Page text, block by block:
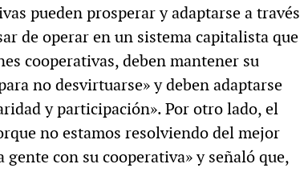
pueden prosperar y adaptarse a través
de operar en un sistema capitalista que
cooperativas, deben mantener su
no desvirtuarse» y deben adaptarse
y participación». Por otro lado, el
no estamos resolviendo del mejor
con su cooperativa» y señaló que,